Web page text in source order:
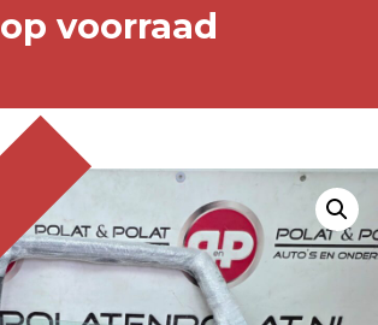
op voorraad